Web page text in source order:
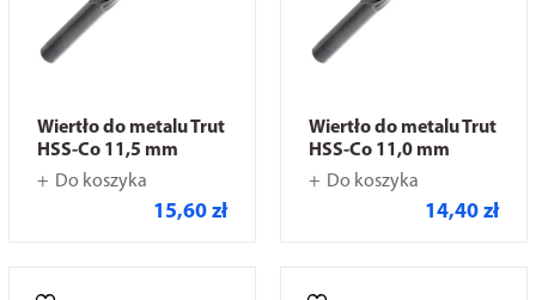
Wiertło do metalu Trut
HSS-Co 11,5 mm
Do koszyka
15,60 zł
Wiertło do metalu Trut
HSS-Co 11,0 mm
Do koszyka
14,40 zł